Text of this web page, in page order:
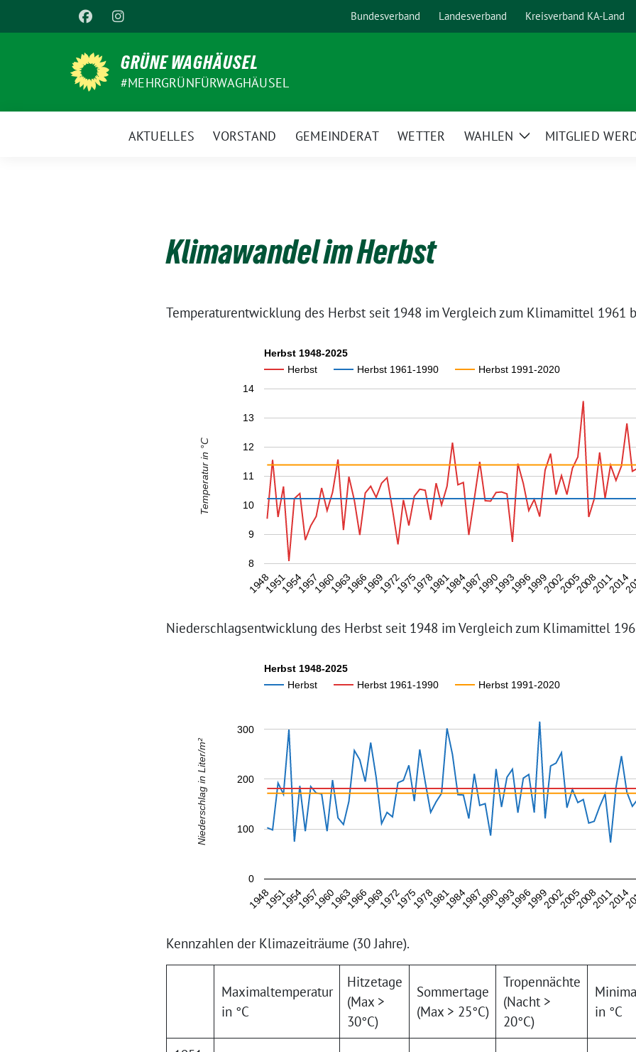
zum
Bundesverband Landesverband Kreisverband KA-Land
GRÜNE WAGHÄUSEL
#MEHRGRÜNFÜRWAGHÄUSEL
AKTUELLES VORSTAND GEMEINDERAT WETTER WAHLEN
ZeigeMITGLIED
Klimawandel im Herbst
Temperaturentwicklung des Herbst seit 1948 im Vergleich zum Klimamittel 1961
Herbst 1948-2025
Herbst
Herbst 1961-1990 Herbst 1991-2020
19481951195419571960196319661969197219751978198119841987199019931996199920022005200820112014
8
9
10
11
12
13
14
Temperatur in °C
Niederschlagsentwicklung des Herbst seit 1948 im Vergleich zum Klimamittel
Herbst 1948-2025
Herbst
Herbst 1961-1990 Herbst 1991-2020
19481951195419571960196319661969197219751978198119841987199019931996199920022005200820112014
0
100
200
300
Niederschlag in Liter/m²
Kennzahlen der Klimazeiträume (30 Jahre).
Maximaltemperatur
in °C
Hitzetage
(Max >
30°C)
Sommertage
(Max > 25°C)
Tropennächte
(Nacht >
20°C)
in °C